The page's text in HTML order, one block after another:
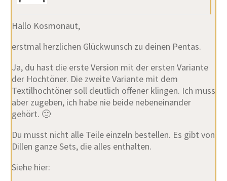
Hallo Kosmonaut,
erstmal herzlichen Glückwunsch zu deinen Pentas.
Ja, du hast die erste Version mit der ersten Variante
der Hochtöner. Die zweite Variante mit dem
Textilhochtöner soll deutlich offener klingen. Ich muss
aber zugeben, ich habe nie beide nebeneinander
gehört. 🙂
Du musst nicht alle Teile einzeln bestellen. Es gibt von
Dillen ganze Sets, die alles enthalten.
Siehe hier: